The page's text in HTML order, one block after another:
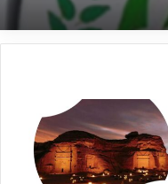
صحفي ــ بعانخي